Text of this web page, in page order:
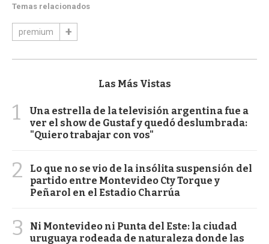
Temas relacionados
premium
Las Más Vistas
1
Una estrella de la televisión argentina fue a
ver el show de Gustaf y quedó deslumbrada:
"Quiero trabajar con vos"
2
Lo que no se vio de la insólita suspensión del
partido entre Montevideo Cty Torque y
Peñarol en el Estadio Charrúa
3
Ni Montevideo ni Punta del Este: la ciudad
uruguaya rodeada de naturaleza donde las